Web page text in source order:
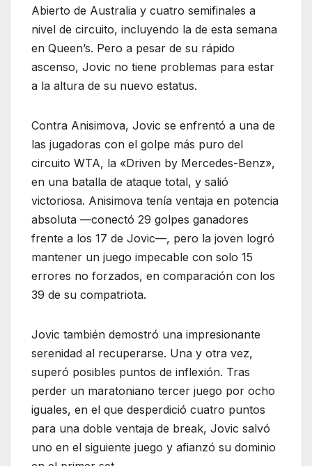
Abierto de Australia y cuatro semifinales a
nivel de circuito, incluyendo la de esta semana
en Queen’s. Pero a pesar de su rápido
ascenso, Jovic no tiene problemas para estar
a la altura de su nuevo estatus.
Contra Anisimova, Jovic se enfrentó a una de
las jugadoras con el golpe más puro del
circuito WTA, la «Driven by Mercedes-Benz»,
en una batalla de ataque total, y salió
victoriosa. Anisimova tenía ventaja en potencia
absoluta —conectó 29 golpes ganadores
frente a los 17 de Jovic—, pero la joven logró
mantener un juego impecable con solo 15
errores no forzados, en comparación con los
39 de su compatriota.
Jovic también demostró una impresionante
serenidad al recuperarse. Una y otra vez,
superó posibles puntos de inflexión. Tras
perder un maratoniano tercer juego por ocho
iguales, en el que desperdició cuatro puntos
para una doble ventaja de break, Jovic salvó
uno en el siguiente juego y afianzó su dominio